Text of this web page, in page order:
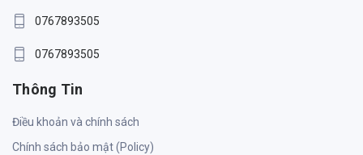
0767893505
0767893505
Thông Tin
Điều khoản và chính sách
Chính sách bảo mật (Policy)